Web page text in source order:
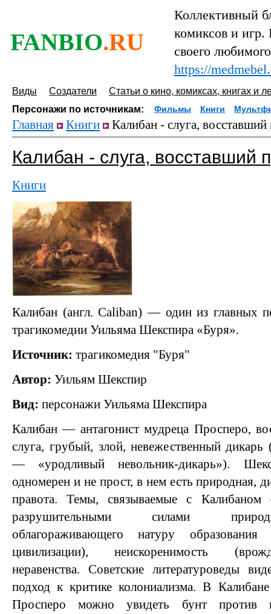
FANBIO.RU
Коллективный
комиксов и
своего
https://
Виды Создатели
Статьи о кино, комиксах, книгах и
Персонажи по источникам:
Фильмы Книги
Главная Книги Калибан - слуга, восставший
Калибан - слуга, восставший
Книги
Калибан (англ. Caliban) — один из главных
трагикомедии Уильяма Шекспира «Буря».
Источник: трагикомедия "Буря"
Автор: Уильям Шекспир
Вид: персонажи Уильяма Шекспира
Калибан — антагонист мудреца Просперо,
слуга, грубый, злой, невежественный дикарь
— «уродливый невольник-дикарь»).
одномерен и не прост, в нем есть природная,
правота. Темы, связываемые с
разрушительными силами
облагораживающего натуру
цивилизации), неискоренимость
неравенства. Советские литературоведы
подход к критике колониализма. В
Просперо можно увидеть бунт против